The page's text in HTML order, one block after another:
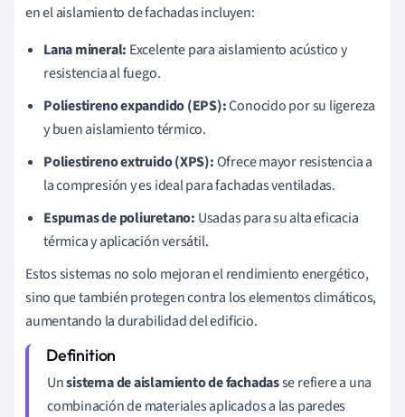
en el aislamiento de fachadas incluyen:
Lana mineral: Excelente para aislamiento acústico y
resistencia al fuego.
Poliestireno expandido (EPS):Conocido por su ligereza
y buen aislamiento térmico.
Poliestireno extruido (XPS):Ofrece mayor resistencia a
la compresión y es ideal para fachadas ventiladas.
Espumas de poliuretano: Usadas para su alta eficacia
térmica y aplicación versátil.
Estos sistemas no solo mejoran el rendimiento energético,
sino que también protegen contra los elementos climáticos,
aumentando la durabilidad del edificio.
Unsistema de aislamiento de fachadasse refiere a una
combinación de materiales aplicados a las paredes